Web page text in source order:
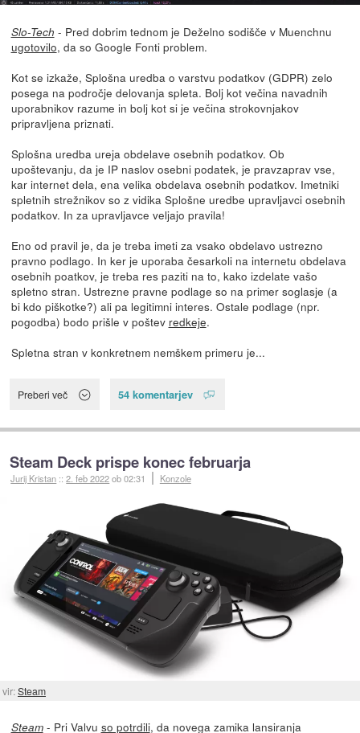
Slo-Tech - Pred dobrim tednom je Deželno sodišče v Muenchnu
ugotovilo, da so Google Fonti problem.
Kot se izkaže, Splošna uredba o varstvu podatkov (GDPR) zelo
posega na področje delovanja spleta. Bolj kot večina navadnih
uporabnikov razume in bolj kot si je večina strokovnjakov
pripravljena priznati.
Splošna uredba ureja obdelave osebnih podatkov. Ob
upoštevanju, da je IP naslov osebni podatek, je pravzaprav vse,
kar internet dela, ena velika obdelava osebnih podatkov. Imetniki
spletnih strežnikov so z vidika Splošne uredbe upravljavci osebnih
podatkov. In za upravljavce veljajo pravila!
Eno od pravil je, da je treba imeti za vsako obdelavo ustrezno
pravno podlago. In ker je uporaba česarkoli na internetu obdelava
osebnih poatkov, je treba res paziti na to, kako izdelate vašo
spletno stran. Ustrezne pravne podlage so na primer soglasje (a
bi kdo piškotke?) ali pa legitimni interes. Ostale podlage (npr.
pogodba) bodo prišle v poštev redkeje.
Spletna stran v konkretnem nemškem primeru je...
Preberi več 54 komentarjev
Steam Deck prispe konec februarja
Jurij Kristan ::2. feb 2022ob 02:31 Konzole
vir:Steam
Steam- Pri Valvu so potrdili, da novega zamika lansiranja